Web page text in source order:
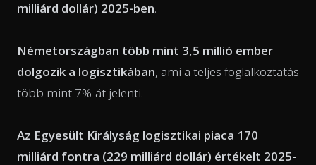
milliárd dollár) 2025-ben.
Németországban több mint 3,5 millió ember
dolgozik a logisztikában, ami a teljes foglalkoztatás
több mint 7%-át jelenti.
Az Egyesült Királyság logisztikai piaca 170
milliárd fontra (229 milliárd dollár) értékelt 2025-